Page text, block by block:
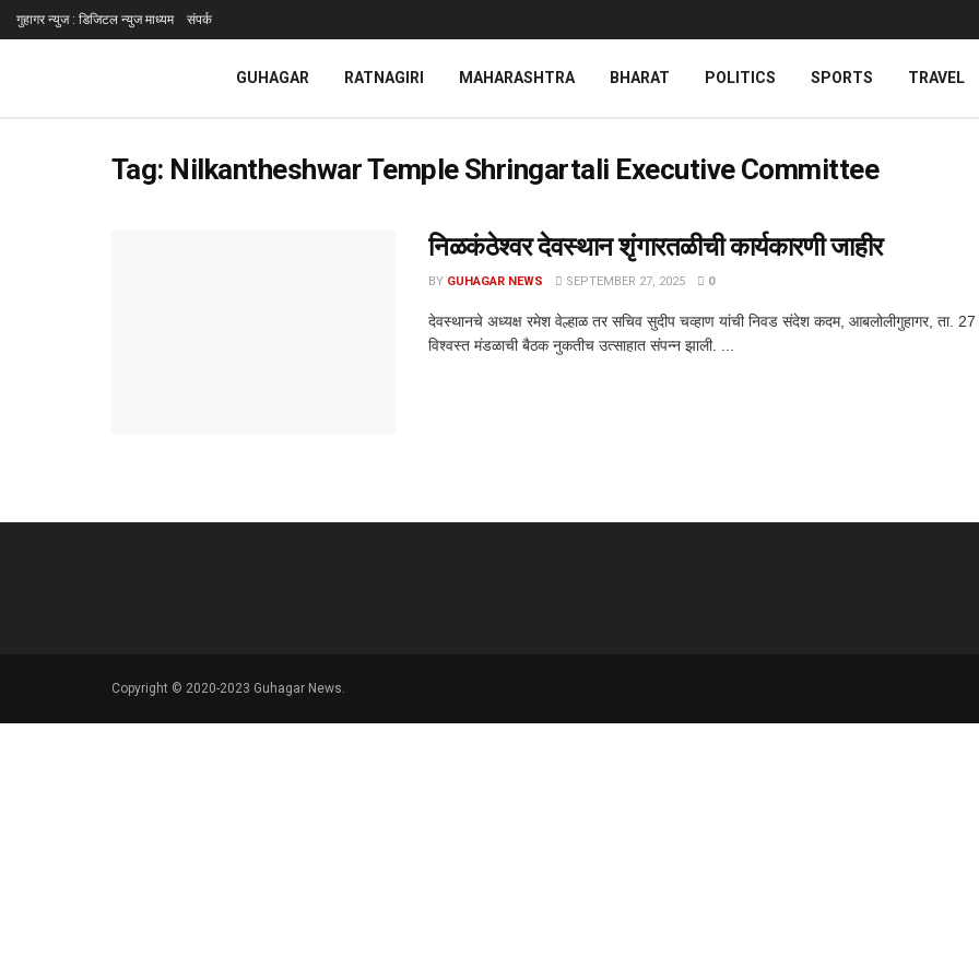
गुहागर न्युज : डिजिटल न्युज माध्यम संपर्क
GUHAGAR RATNAGIRI MAHARASHTRA BHARAT POLITICS SPORTS TRAVEL
Tag: Nilkantheshwar Temple Shringartali Executive Committee
निळकंठेश्वर देवस्थान शृंगारतळीची कार्यकारणी जाहीर
BY GUHAGAR NEWS SEPTEMBER 27, 2025 0
देवस्थानचे अध्यक्ष रमेश वेल्हाळ तर सचिव सुदीप चव्हाण यांची निवड संदेश कदम, आबलोलीगुहागर, ता. 27
विश्वस्त मंडळाची बैठक नुकतीच उत्साहात संपन्न झाली. ...
Copyright © 2020-2023 Guhagar News.